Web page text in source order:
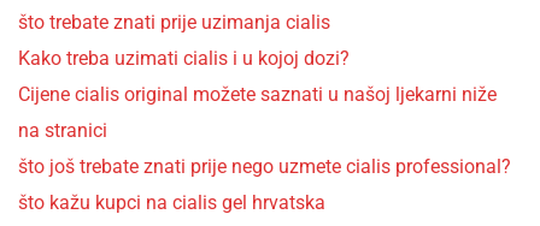
što trebate znati prije uzimanja cialis
Kako treba uzimati cialis i u kojoj dozi?
Cijene cialis original možete saznati u našoj ljekarni niže
na stranici
što još trebate znati prije nego uzmete cialis professional?
što kažu kupci na cialis gel hrvatska